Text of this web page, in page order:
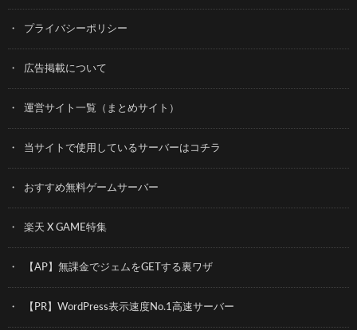
プライバシーポリシー
広告掲載について
運営サイト一覧（まとめサイト）
当サイトで使用しているサーバーはコチラ
おすすめ無料ゲームサーバー
楽天 X GAME特集
【AP】無課金でジェムをGETする裏ワザ
【PR】WordPress表示速度No.1高速サーバー